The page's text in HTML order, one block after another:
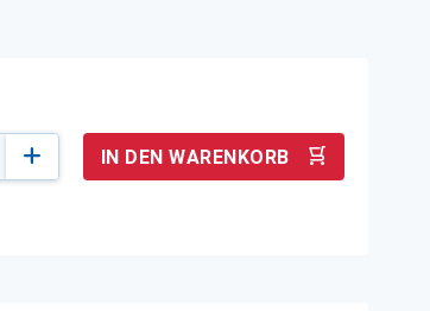
IN DEN WARENKORB